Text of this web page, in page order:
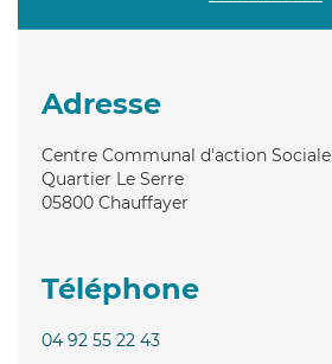
Adresse
Centre Communal d'action Sociale
Quartier Le Serre
05800 Chauffayer
Téléphone
04 92 55 22 43